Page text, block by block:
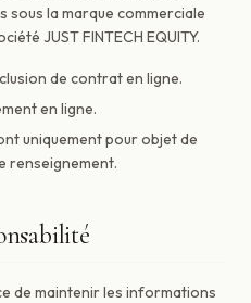
la marque commerciale
JUST FINTECH EQUITY.
de contrat en ligne.
en ligne.
uniquement pour objet de
renseignement.
de maintenir les informations